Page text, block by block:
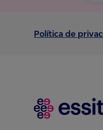
Política de